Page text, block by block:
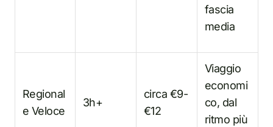
fascia
media
Regional
e Veloce
3h+
circa €9-
€12
Viaggio
economi
co, dal
ritmo più